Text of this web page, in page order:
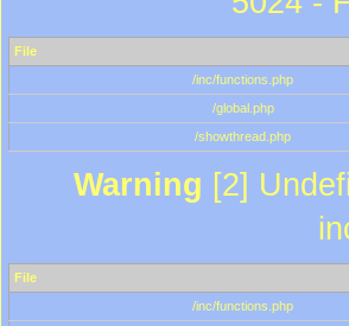
File
/inc/functions.php
/global.php
/showthread.php
Warning [2]
File
/inc/functions.php